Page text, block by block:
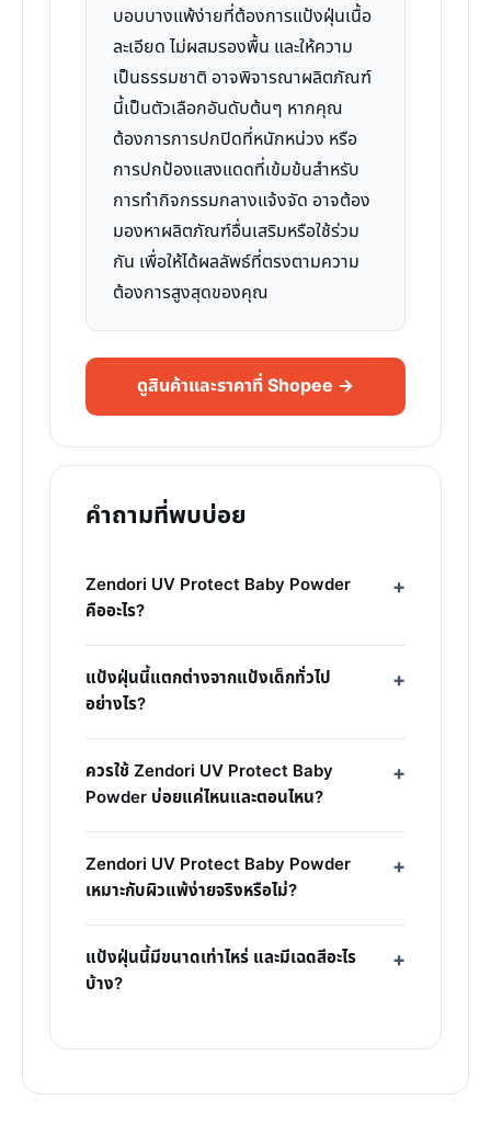
บอบบางแพ้ง่ายที่ต้องการแป้งฝุ่นเนื้อ
ละเอียด ไม่ผสมรองพื้น และให้ความ
เป็นธรรมชาติ อาจพิจารณาผลิตภัณฑ์
นี้เป็นตัวเลือกอันดับต้นๆ หากคุณ
ต้องการการปกปิดที่หนักหน่วง หรือ
การปกป้องแสงแดดที่เข้มข้นสำหรับ
การทำกิจกรรมกลางแจ้งจัด อาจต้อง
มองหาผลิตภัณฑ์อื่นเสริมหรือใช้ร่วม
กัน เพื่อให้ได้ผลลัพธ์ที่ตรงตามความ
ต้องการสูงสุดของคุณ
ดูสินค้าและราคาที่ Shopee →
คำถามที่พบบ่อย
Zendori UV Protect Baby Powder
คืออะไร?
แป้งฝุ่นนี้แตกต่างจากแป้งเด็กทั่วไป
อย่างไร?
ควรใช้ Zendori UV Protect Baby
Powder บ่อยแค่ไหนและตอนไหน?
Zendori UV Protect Baby Powder
เหมาะกับผิวแพ้ง่ายจริงหรือไม่?
แป้งฝุ่นนี้มีขนาดเท่าไหร่ และมีเฉดสีอะไร
บ้าง?